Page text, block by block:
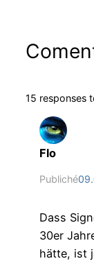
15 responses
Flo
Publiché
Dass
30er
hätte, ist